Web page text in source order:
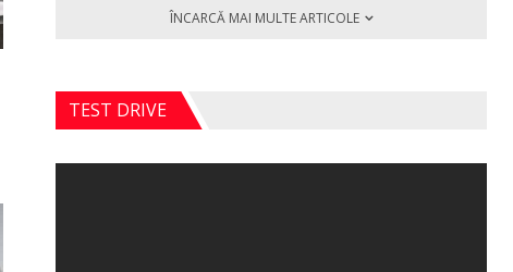
ÎNCARCĂ MAI MULTE ARTICOLE
TEST DRIVE